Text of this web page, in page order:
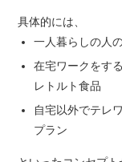
具体的には、
一人暮らしの人
在宅ワークをす
レトルト食品
自宅以外でテレ
プラン